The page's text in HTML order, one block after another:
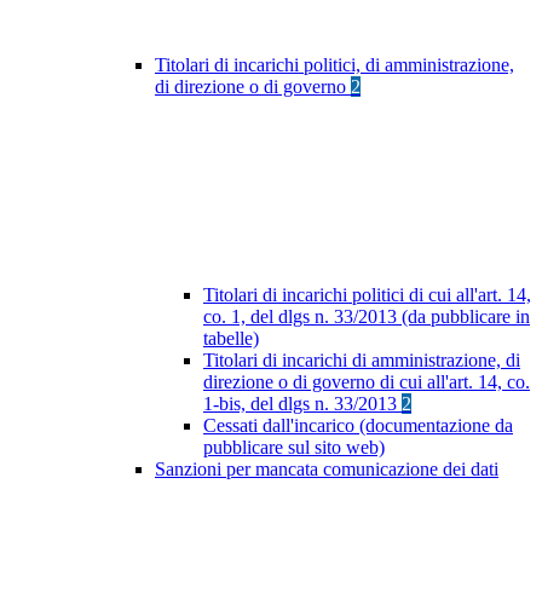
Titolari di incarichi politici, di amministrazione,
di direzione o di governo 2
Titolari di incarichi politici di cui all'art. 14,
co. 1, del dlgs n. 33/2013 (da pubblicare in
tabelle)
Titolari di incarichi di amministrazione, di
direzione o di governo di cui all'art. 14, co.
1-bis, del dlgs n. 33/2013 2
Cessati dall'incarico (documentazione da
pubblicare sul sito web)
Sanzioni per mancata comunicazione dei dati